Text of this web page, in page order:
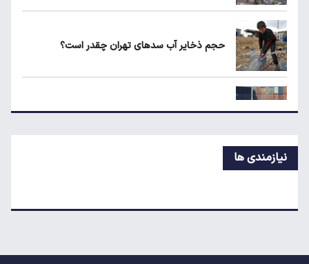
یارانه نقدی و کالابرگ این افراد حذف شد
حجم ذخایر آب سدهای تهران چقدر است؟
رانت میلیاردی واردات خودرو
می‌خورد؟
نیازمندی ها